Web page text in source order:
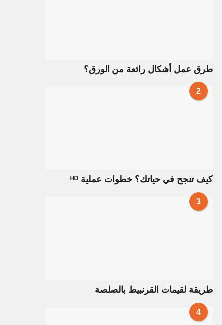
طرق عمل أشكال رائعة من الورق؟
2
كيف تنجح في حياتك؟ خطوات عملية ᴴᴰ
3
طريقة لقيمات القرنبيط بالصلصة
4